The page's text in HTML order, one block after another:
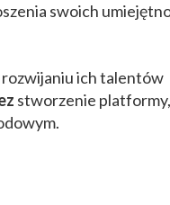
swoich
rozwijaniu ich talentów
stworzenie platformy,